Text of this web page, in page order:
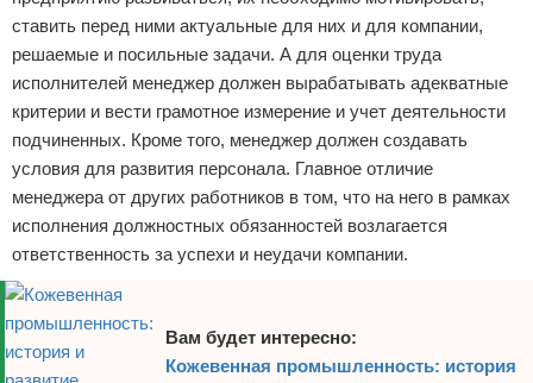
ставить перед ними актуальные для них и для компании,
решаемые и посильные задачи. А для оценки труда
исполнителей менеджер должен вырабатывать адекватные
критерии и вести грамотное измерение и учет деятельности
подчиненных. Кроме того, менеджер должен создавать
условия для развития персонала. Главное отличие
менеджера от других работников в том, что на него в рамках
исполнения должностных обязанностей возлагается
ответственность за успехи и неудачи компании.
Вам будет интересно:
Кожевенная промышленность: история